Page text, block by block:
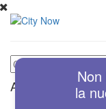
Altre Sezionila